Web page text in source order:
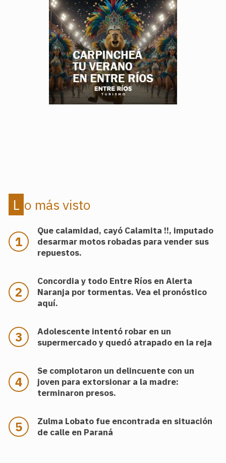
Lo más visto
Que calamidad, cayó Calamita !!, imputado
desarmar motos robadas para vender sus
repuestos.
Concordia y todo Entre Ríos en Alerta
Naranja por tormentas. Vea el pronóstico
aquí.
Adolescente intentó robar en un
supermercado y quedó atrapado en la reja
Se complotaron un delincuente con un
joven para extorsionar a la madre:
terminaron presos.
Zulma Lobato fue encontrada en situación
de calle en Paraná